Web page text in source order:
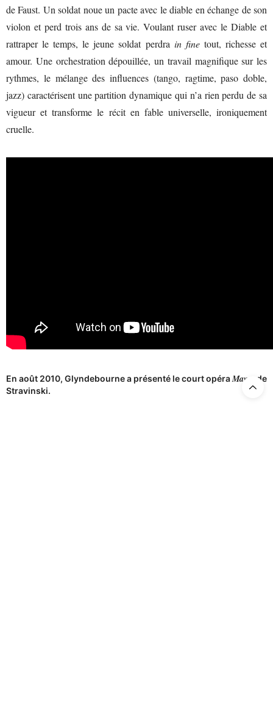
de Faust. Un soldat noue un pacte avec le diable en échange de son
violon et perd trois ans de sa vie. Voulant ruser avec le Diable et
rattraper le temps, le jeune soldat perdra in finetout, richesse et
amour. Une orchestration dépouillée, un travail magnifique sur les
rythmes, le mélange des influences (tango, ragtime, paso doble,
jazz) caractérisent une partition dynamique qui n’a rien perdu de sa
vigueur et transforme le récit en fable universelle, ironiquement
cruelle.
En août 2010, Glyndebourne a présenté le court opéraMavra
de
Stravinski.